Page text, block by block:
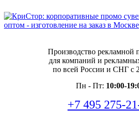
Производство рекламной
для компаний и
по всей России и СНГ с
Пн - Пт: 10:00-
+7 495 275-